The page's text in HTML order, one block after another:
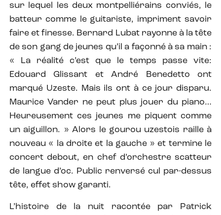
sur lequel les deux montpelliérains conviés, le
batteur comme le guitariste, impriment savoir
faire et finesse. Bernard Lubat rayonne à la tête
de son gang de jeunes qu’il a façonné à sa main :
« La réalité c’est que le temps passe vite:
Edouard Glissant et André Benedetto ont
marqué Uzeste. Mais ils ont à ce jour disparu.
Maurice Vander ne peut plus jouer du piano…
Heureusement ces jeunes me piquent comme
un aiguillon. » Alors le gourou uzestois raille à
nouveau « la droite et la gauche » et termine le
concert debout, en chef d’orchestre scatteur
de langue d’oc. Public renversé cul par-dessus
tête, effet show garanti.
L’histoire de la nuit racontée par Patrick